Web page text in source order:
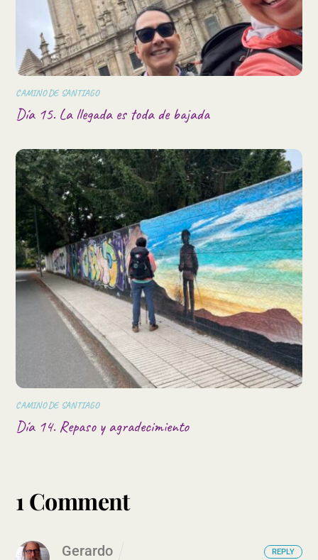
CAMINO DE SANTIAGO
Día 15. La llegada es toda de bajada
CAMINO DE SANTIAGO
Día 14. Repaso y agradecimiento
1 Comment
Gerardo REPLY